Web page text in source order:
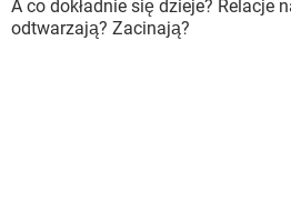
A co dokładnie się dzieje? Relacje
odtwarzają? Zacinają?